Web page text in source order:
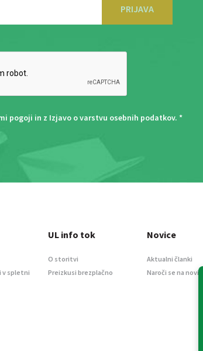
PRIJAVA
pogoji in z Izjavo o varstvu osebnih podatkov. *
v spletni
UL info tok
O storitvi
Preizkusi brezplačno
Novice
Aktualni članki
Naroči se na novice